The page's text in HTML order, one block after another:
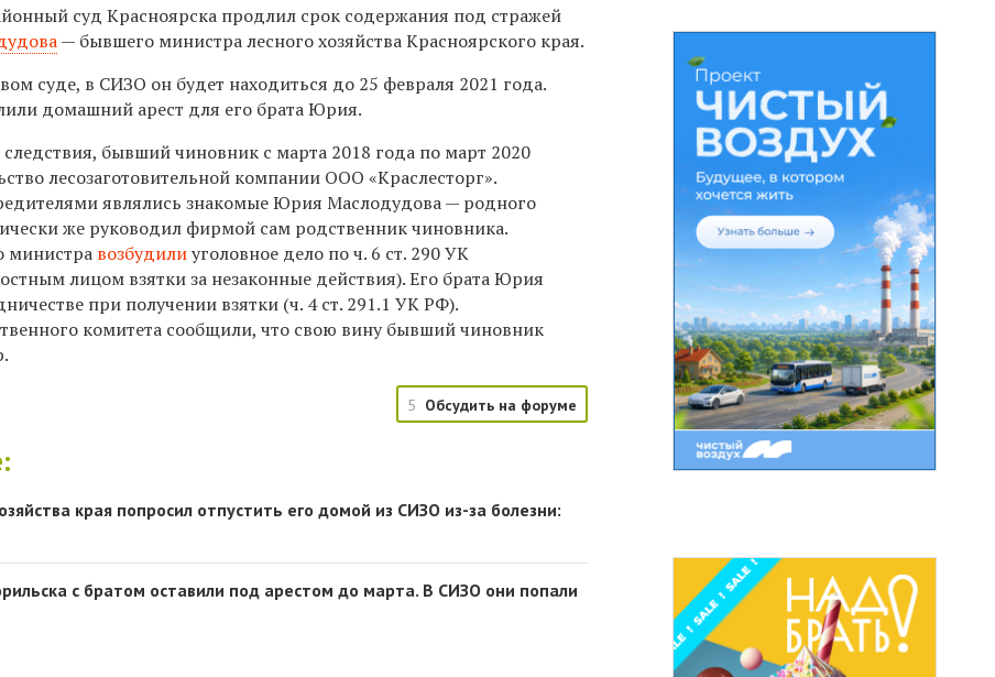
суд Красноярска продлил срок содержания под стражей
— бывшего министра лесного хозяйства Красноярского края.
суде, в СИЗО он будет находиться до 25 февраля 2021 года.
домашний арест для его брата Юрия.
бывший чиновник с марта 2018 года по март 2020
лесозаготовительной компании ООО «Краслесторг».
являлись знакомые Юрия Маслодудова — родного
же руководил фирмой сам родственник чиновника.
министра возбудилиуголовное дело по ч. 6 ст. 290 УК
лицом взятки за незаконные действия). Его брата Юрия
при получении взятки (ч. 4 ст. 291.1 УК РФ).
комитета сообщили, что свою вину бывший чиновник
5 Обсудить на форуме
края попросил отпустить его домой из СИЗО из-за болезни:
с братом оставили под арестом до марта. В СИЗО они попали